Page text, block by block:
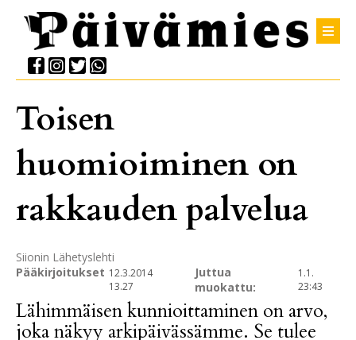
Toisen
huomioiminen on
rakkauden palvelua
Siionin Lähetyslehti
Pääkirjoitukset 12.3.2014
13.27
Juttua
muokattu:
1.1.
23:43
Lä­him­mäi­sen kun­ni­oit­ta­mi­nen on ar­vo,
joka nä­kyy ar­ki­päi­väs­säm­me. Se tu­lee